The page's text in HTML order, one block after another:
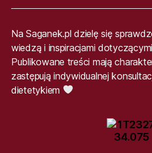
Na Saganek.pl dzielę się
wiedzą i inspiracjami
Publikowane treści mają
zastępują indywidualnej
dietetykiem